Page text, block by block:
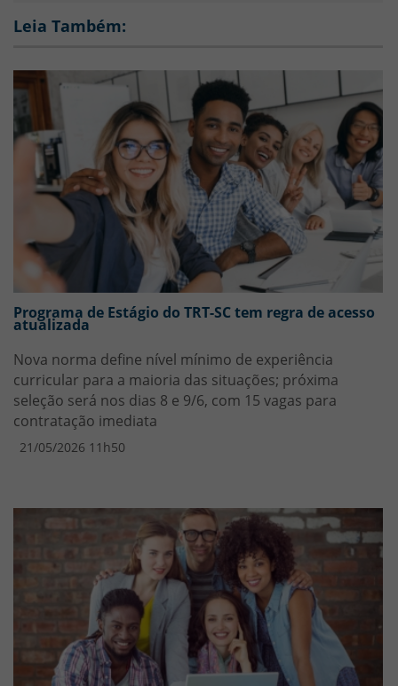
Leia Também:
Programa de Estágio do TRT-SC tem regra de acesso
atualizada
Nova norma define nível mínimo de experiência
curricular para a maioria das situações; próxima
seleção será nos dias 8 e 9/6, com 15 vagas para
contratação imediata
21/05/2026 11h50